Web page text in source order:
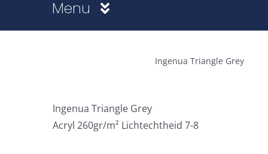
Menu
Stokparasols
Ingenua Triangle Grey
Ingenua Triangle Grey
Acryl 260gr/m² Lichtechtheid 7-8